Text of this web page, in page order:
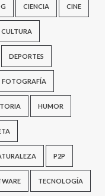
CIENCIA CINE
CULTURA
DEPORTES
FOTOGRAFÍA
HUMOR
P2P
TECNOLOGÍA